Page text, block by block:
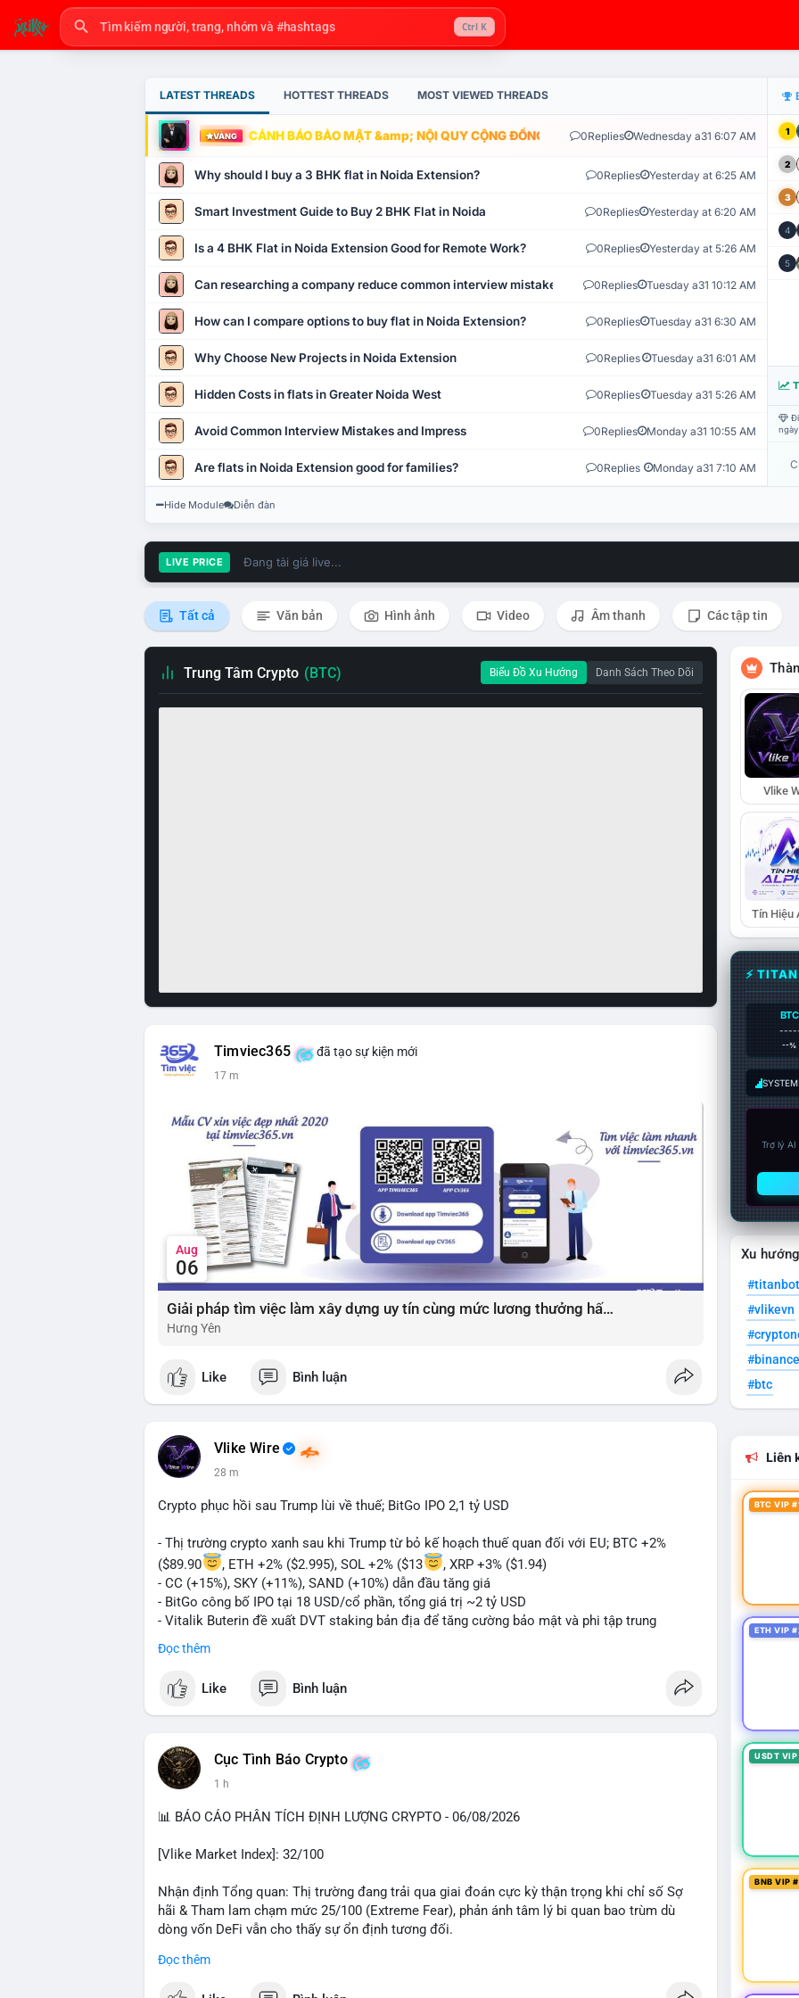
Ctrl K
LATEST THREADS HOTTEST THREADS MOST VIEWED THREADS
VÀNG CẢNH BÁO BẢO MẬT &amp; NỘI QUY CỘNG ĐỒNG VLIKE.VN: HỆ THỐNG GIÁM SÁT TỰ
0Replies Wednesday a31 6:07 AM
Why should I buy a 3 BHK flat in Noida Extension? 0Replies Yesterday at 6:25 AM
Smart Investment Guide to Buy 2 BHK Flat in Noida 0Replies Yesterday at 6:20 AM
Is a 4 BHK Flat in Noida Extension Good for Remote Work? 0Replies Yesterday at 5:26 AM
Can researching a company reduce common interview mistakes? 0Replies Tuesday a31 10:12 AM
How can I compare options to buy flat in Noida Extension? 0Replies Tuesday a31 6:30 AM
Why Choose New Projects in Noida Extension 0Replies Tuesday a31 6:01 AM
Hidden Costs in flats in Greater Noida West 0Replies Tuesday a31 5:26 AM
Avoid Common Interview Mistakes and Impress 0Replies Monday a31 10:55 AM
Are flats in Noida Extension good for families? 0Replies Monday a31 7:10 AM
1
2
3
4
5
Hide Module Diễn đàn
LIVE PRICE Đang tải giá live...
Tất cả Văn bản Hình ảnh Video Âm thanh Các tập tin
Trung Tâm Crypto (BTC) Biểu Đồ Xu Hướng Danh Sách Theo Dõi
Timviec365 đã tạo sự kiện mới
17 m
Aug
06
Giải pháp tìm việc làm xây dựng uy tín cùng mức lương thưởng hấp dẫn ?️
Hưng Yên
Like Bình luận
Vlike Wire
28 m
Crypto phục hồi sau Trump lùi về thuế; BitGo IPO 2,1 tỷ USD
- Thị trường crypto xanh sau khi Trump từ bỏ kế hoạch thuế quan đối với EU; BTC +2%
($89.90
, ETH +2% ($2.995), SOL +2% ($13
, XRP +3% ($1.94)
- CC (+15%), SKY (+11%), SAND (+10%) dẫn đầu tăng giá
- BitGo công bố IPO tại 18 USD/cổ phần, tổng giá trị ~2 tỷ USD
- Vitalik Buterin đề xuất DVT staking bản địa để tăng cường bảo mật và phi tập trung
Ethereum
- Hong Kong phát hành giấy phép stablecoin mới với yêu cầu tuân thủ nghiêm ngặt
- Nga xác định crypto là tài sản hợp pháp, tạo tiền lệ pháp lý
- Trump hy vọng ký vào luật cấu trúc thị trường crypto sớm nonostante sự bất đồng trong
Quốc hội
- Steak ’n Shake cho phép nhân viên nhận lương một phần dưới dạng Bitcoin
#binancesquare
#cryptonews #btc #eth
#hongkong
$btc $eth $sol $xrp $cc #cc$sky#sky$sand#sand
#vlikevn #titanbot
📰 Nguồn: Decrypt
Đọc thêm
Like Bình luận
Cục Tình Báo Crypto
1 h
📊 BÁO CÁO PHÂN TÍCH ĐỊNH LƯỢNG CRYPTO - 06/08/2026
[Vlike Market Index]: 32/100
Nhận định Tổng quan: Thị trường đang trải qua giai đoán cực kỳ thận trọng khi chỉ số Sợ
hãi & Tham lam chạm mức 25/100 (Extreme Fear), phản ánh tâm lý bi quan bao trùm dù
dòng vốn DeFi vẫn cho thấy sự ổn định tương đối.
Phân tích Dòng tiền DeFi (DefiLlama): Tổng TVL DeFi đạt 142,24 tỷ USD, tăng nhẹ 0,59%
Đọc thêm
Vlike
Tín Hiệu
⚡
BTC
--%
Trợ lý
Xu
#titanbot
#vlikevn
#btc
Liên
BTC VIP
ETH VIP
USDT
BNB VIP